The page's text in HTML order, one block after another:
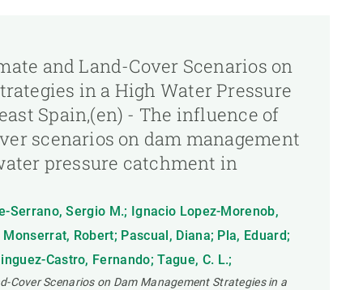
and Land-Cover Scenarios on
in a High Water Pressure
Spain,(en) - The influence of
scenarios on dam management
pressure catchment in
Serrano, Sergio M.; Ignacio Lopez-Morenob,
Robert; Pascual, Diana; Pla, Eduard;
Castro, Fernando; Tague, C. L.;
Cover Scenarios on Dam Management Strategies in a